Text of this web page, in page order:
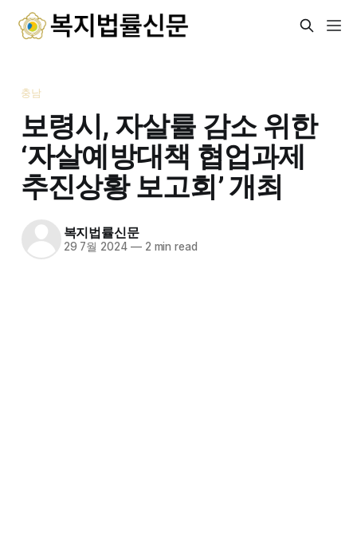
충남
보령시, 자살률 감소 위한
‘자살예방대책 협업과제
추진상황 보고회’ 개최
복지법률신문
29 7월 2024 —2 min read